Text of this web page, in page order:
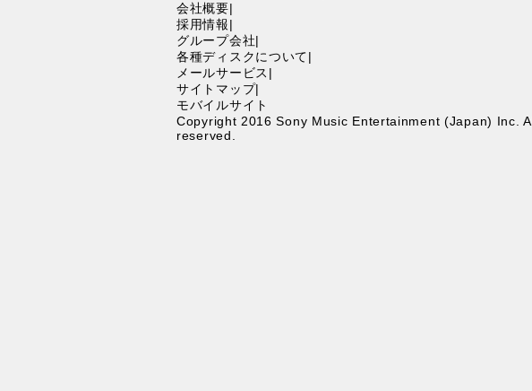
会社概要|
採用情報|
グループ会社|
各種ディスクについて|
メールサービス |
サイトマップ|
モバイルサイト
Copyright 2016 Sony Music Entertainment (Japan) Inc.
reserved.